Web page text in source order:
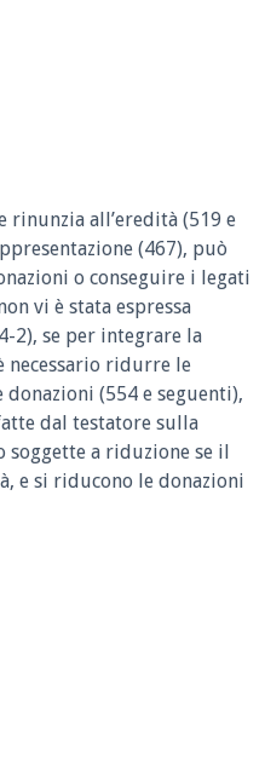
all’eredità (519 e
(467), può
o conseguire i legati
vi è stata espressa
2), se per integrare la
necessario ridurre le
(554 e seguenti),
dal testatore sulla
soggette a riduzione se il
e si riducono le donazioni